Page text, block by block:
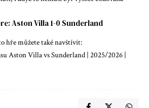
Aston Villa 1-0 Sunderland
hře můžete také navštívit:
Aston Villa vs Sunderland | 2025/2026 |